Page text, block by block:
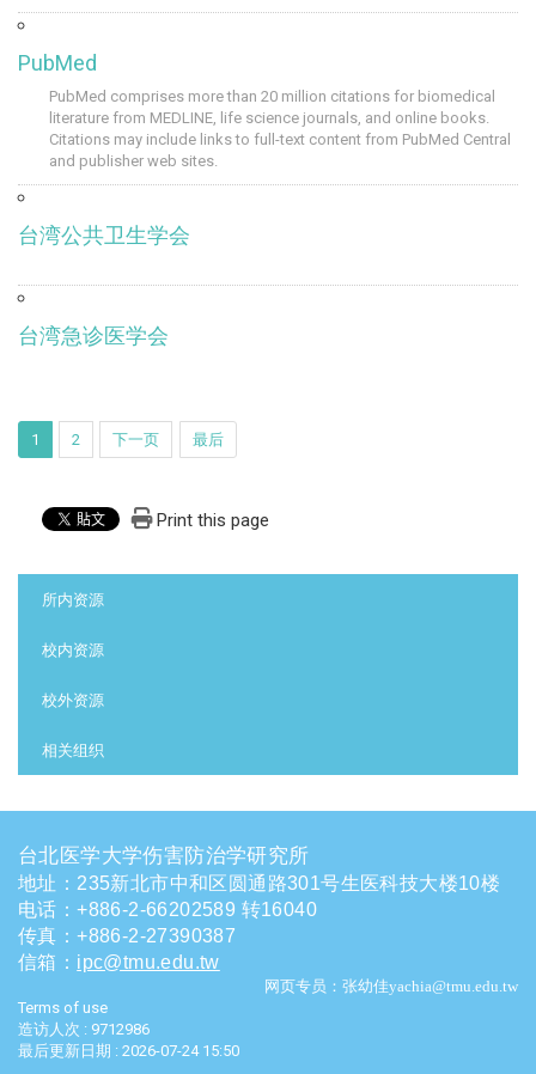
PubMed
PubMed comprises more than 20 million citations for biomedical
literature from MEDLINE, life science journals, and online books.
Citations may include links to full-text content from PubMed Central
and publisher web sites.
台湾公共卫生学会
台湾急诊医学会
1 2 下一页 最后
Print this page
所内资源
校内资源
校外资源
相关组织
台北医学大学伤害防治学研究所
地址：235新北市中和区圆通路301号生医科技大楼10楼
电话 ：+886-2-66202589 转16040
传真：+886-2-27390387
信箱 ： ipc@tmu.edu.tw
网页专员：张幼佳yachia@tmu.edu.tw
Terms of use
造访人次 : 9712986
最后更新日期 : 2026-07-24 15:50